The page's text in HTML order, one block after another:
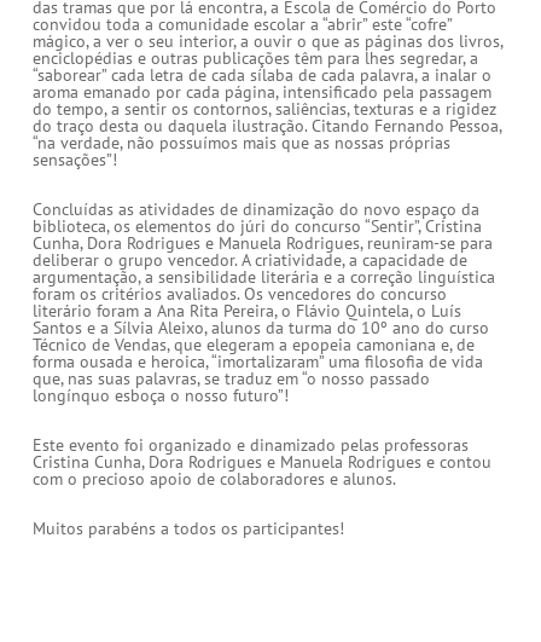
das tramas que por lá encontra, a Escola de Comércio do Porto
convidou toda a comunidade escolar a “abrir” este “cofre”
mágico, a ver o seu interior, a ouvir o que as páginas dos livros,
enciclopédias e outras publicações têm para lhes segredar, a
“saborear” cada letra de cada sílaba de cada palavra, a inalar o
aroma emanado por cada página, intensificado pela passagem
do tempo, a sentir os contornos, saliências, texturas e a rigidez
do traço desta ou daquela ilustração. Citando Fernando Pessoa,
“na verdade, não possuímos mais que as nossas próprias
sensações”!
Concluídas as atividades de dinamização do novo espaço da
biblioteca, os elementos do júri do concurso “Sentir”, Cristina
Cunha, Dora Rodrigues e Manuela Rodrigues, reuniram-se para
deliberar o grupo vencedor. A criatividade, a capacidade de
argumentação, a sensibilidade literária e a correção linguística
foram os critérios avaliados. Os vencedores do concurso
literário foram a Ana Rita Pereira, o Flávio Quintela, o Luís
Santos e a Sílvia Aleixo, alunos da turma do 10º ano do curso
Técnico de Vendas, que elegeram a epopeia camoniana e, de
forma ousada e heroica, “imortalizaram” uma filosofia de vida
que, nas suas palavras, se traduz em “o nosso passado
longínquo esboça o nosso futuro”!
Este evento foi organizado e dinamizado pelas professoras
Cristina Cunha, Dora Rodrigues e Manuela Rodrigues e contou
com o precioso apoio de colaboradores e alunos.
Muitos parabéns a todos os participantes!